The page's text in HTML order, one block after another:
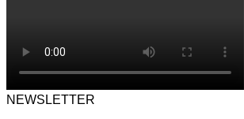
NEWSLETTER